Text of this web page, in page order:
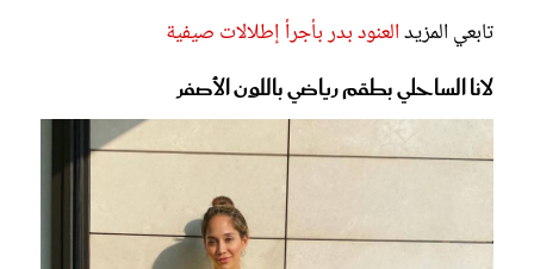
تابعي المزيدالعنود بدر بأجرأ إطلالات صيفية
لانا الساحلي بطقم رياضي باللون الأصفر